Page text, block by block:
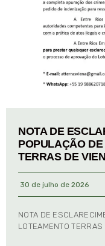
NOTA DE
POPULAÇÃO
TERRAS DE
30 de julho de 2026
NOTA DE
LOTEAMENTO TERRAS